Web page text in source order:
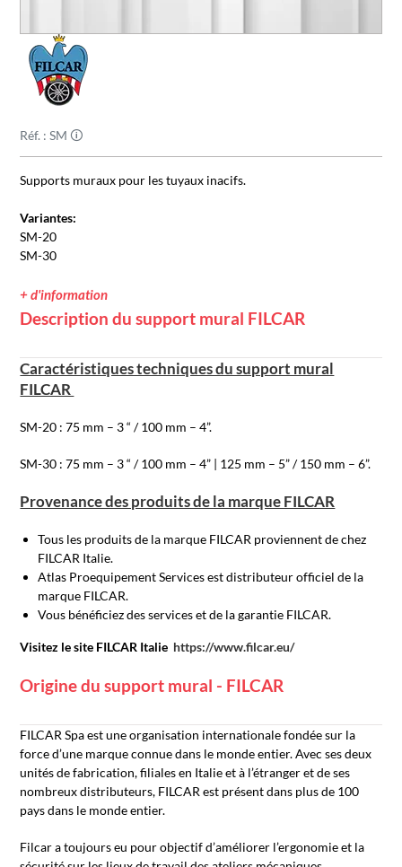
Réf. : SM 🛈
Supports muraux pour les tuyaux inacifs.
Variantes:
SM-20
SM-30
+ d'information
Description du support mural FILCAR
Caractéristiques techniques du support mural
FILCAR
SM-20 : 75 mm – 3 “ / 100 mm – 4”.
SM-30 : 75 mm – 3 “ / 100 mm – 4” | 125 mm – 5” / 150 mm – 6”.
Provenance des produits de la marque FILCAR
Tous les produits de la marque FILCAR proviennent de chez
FILCAR Italie.
Atlas Proequipement Services est distributeur officiel de la
marque FILCAR.
Vous bénéficiez des services et de la garantie FILCAR.
Visitez le site FILCAR Italie https://www.filcar.eu/
Origine du support mural - FILCAR
FILCAR Spa est une organisation internationale fondée sur la
force d’une marque connue dans le monde entier. Avec ses deux
unités de fabrication, filiales en Italie et à l’étranger et de ses
nombreux distributeurs, FILCAR est présent dans plus de 100
pays dans le monde entier.
Filcar a toujours eu pour objectif d’améliorer l’ergonomie et la